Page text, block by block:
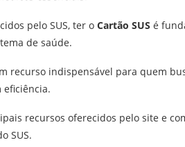
pelo SUS, ter o Cartão SUS é
de saúde.
recurso indispensável para quem
eficiência.
recursos oferecidos pelo site e
SUS.